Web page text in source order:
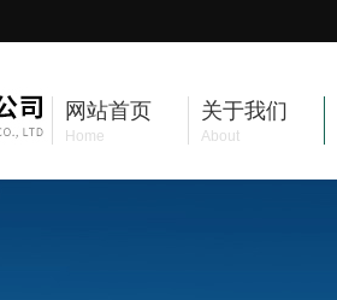
网站首页
Home
关于我们
About